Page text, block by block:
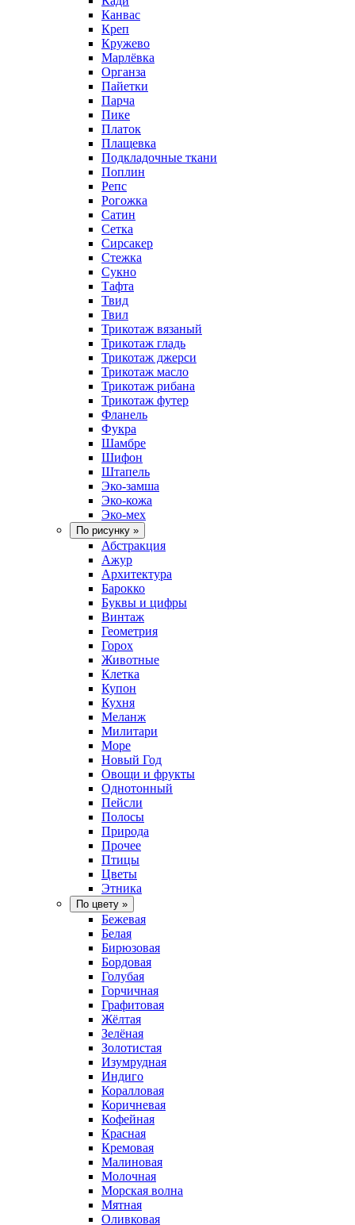
Канвас
Креп
Кружево
Марлёвка
Органза
Пайетки
Парча
Пике
Платок
Плащевка
Подкладочные ткани
Поплин
Репс
Рогожка
Сатин
Сетка
Сирсакер
Стежка
Сукно
Тафта
Твид
Твил
Трикотаж вязаный
Трикотаж гладь
Трикотаж джерси
Трикотаж масло
Трикотаж рибана
Трикотаж футер
Фланель
Фукра
Шамбре
Шифон
Штапель
Эко-замша
Эко-кожа
Эко-мех
По рисунку »
Абстракция
Ажур
Архитектура
Барокко
Буквы и цифры
Винтаж
Геометрия
Горох
Животные
Клетка
Купон
Кухня
Меланж
Милитари
Море
Новый Год
Овощи и фрукты
Однотонный
Пейсли
Полосы
Природа
Прочее
Птицы
Цветы
Этника
По цвету »
Бежевая
Белая
Бирюзовая
Бордовая
Голубая
Горчичная
Графитовая
Жёлтая
Зелёная
Золотистая
Изумрудная
Индиго
Коралловая
Коричневая
Кофейная
Красная
Кремовая
Малиновая
Молочная
Морская волна
Мятная
Оливковая